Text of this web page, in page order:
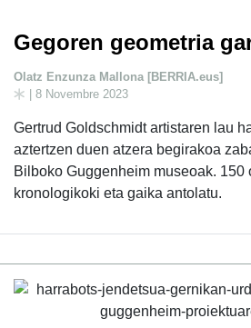
Gegoren geometria
Olatz Enzunza Mallona [BERRIA.eus]
| 8 Novembre 2023
Gertrud Goldschmidt artistaren lau
aztertzen duen atzera begirakoa
Bilboko Guggenheim museoak. 150
kronologikoki eta gaika antolatu.